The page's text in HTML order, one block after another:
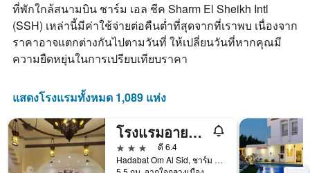
ที่พักใกล้สนามบิน ชาร์ม เอล ชีค Sharm El Sheikh Intl
(SSH) เหล่านี้มีค่าใช้จ่ายต่อคืนต่ำที่สุดจากที่เราพบ เนื่องจาก
ราคาอาจแตกต่างกันไปตามวันที่ ให้เปลี่ยนวันที่หากคุณมี
ความยืดหยุ่นในการเปรียบเทียบราคา
แสดงโรงแรมทั้งหมด 1,089 แห่ง
โรงแรมอายด้าชาร์มเอลเชค
3 ดาว
ดี 6.4
Hadabat Om Al Sid, ชาร์ม เอล ชีค, อียิปต์